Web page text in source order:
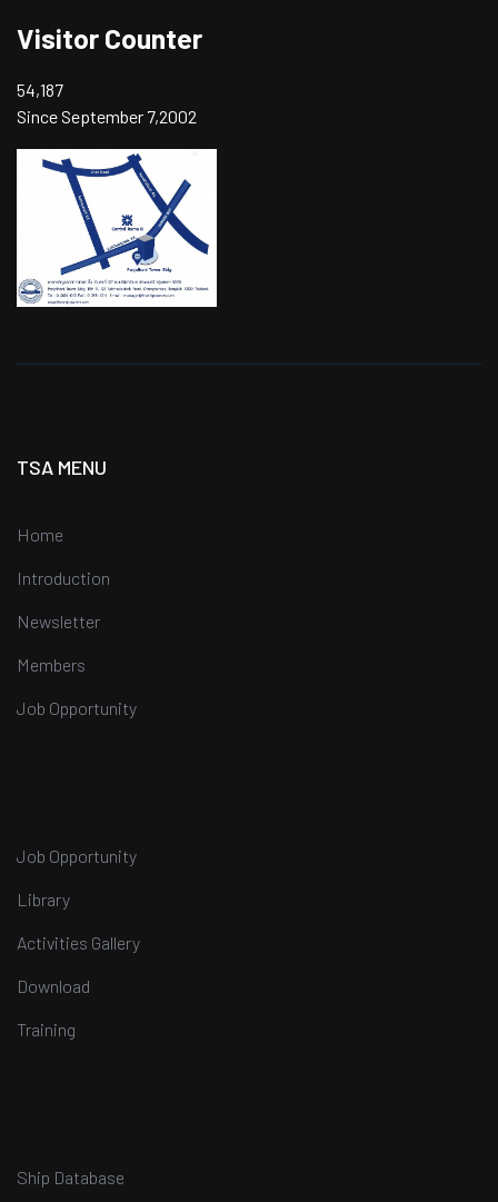
Visitor Counter
54,187
Since September 7,2002
TSA MENU
Home
Introduction
Newsletter
Members
Job Opportunity
Job Opportunity
Library
Activities Gallery
Download
Training
Ship Database